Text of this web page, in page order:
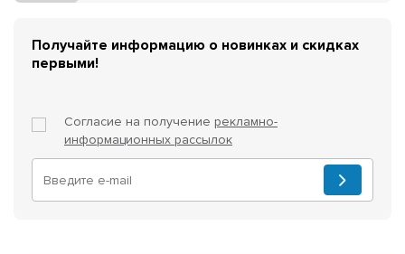
Получайте информацию о новинках и скидках
первыми!
Согласие на получение рекламно-
информационных рассылок